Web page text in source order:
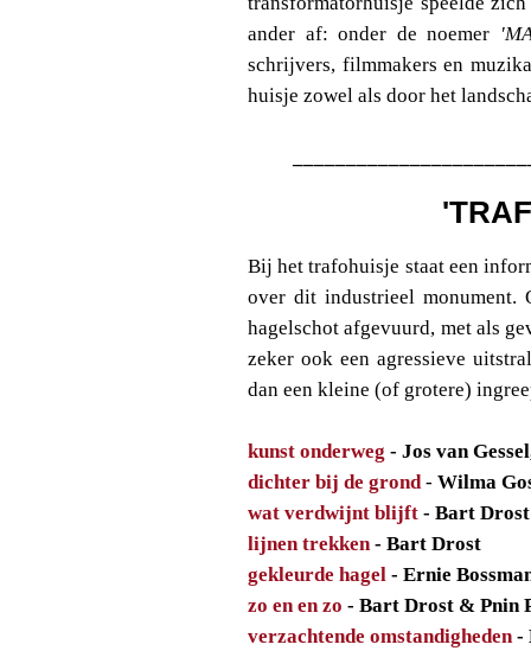
ander af: onder de noemer
schrijvers, filmmakers en
huisje zowel als door het
Bij het trafohuisje staat een
over dit industrieel monument.
hagelschot afgevuurd, met als
zeker ook een agressieve
dan een kleine (of grotere)
kunst onderweg - Jos van
dichter bij de grond - Wilma
wat verdwijnt blijft - Bart Drost
lijnen trekken - Bart Drost
gekleurde hagel - Ernie
zo en en zo - Bart Drost & Pnin
verzachtende omstandigheden -